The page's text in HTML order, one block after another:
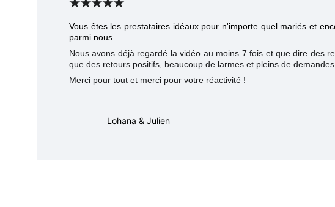
Vous êtes les prestataires idéaux pour n'importe quel mariés et
parmi nous...
Nous avons déjà regardé la vidéo au moins 7 fois et que dire des
que des retours positifs, beaucoup de larmes et pleins de
Merci pour tout et merci pour votre réactivité !
Lohana & Julien
★★★★★